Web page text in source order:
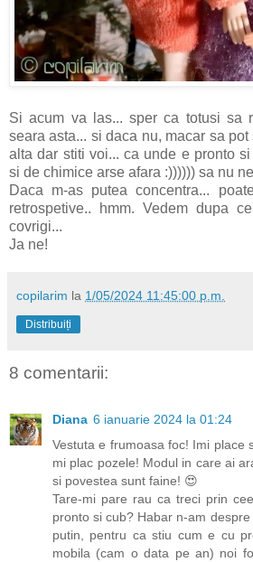
Si acum va las... sper ca totusi sa
seara asta... si daca nu, macar sa
alta dar stiti voi... ca unde e pronto
si de chimice arse afara :)))))) sa nu
Daca m-as putea concentra...
retrospetive.. hmm. Vedem dupa
covrigi...
Ja ne!
copilarim la 1/05/2024 11:45:00 p.m.
Distribuiți
8 comentarii:
Diana 6 ianuarie 2024 la 01:24
Vestuta e frumoasa foc! Imi place
mi plac pozele! Modul in care ai
si povestea sunt faine! 😍
Tare-mi pare rau ca treci prin
pronto si cub? Habar n-am
putin, pentru ca stiu cum e cu
mobila (cam o data pe an) noi